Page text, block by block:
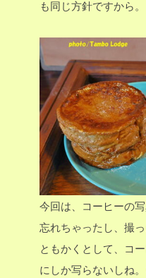
も同じ方針ですから。
今回は、コーヒーの写
忘れちゃったし、撮
ともかくとして、コ
にしか写らないしね。